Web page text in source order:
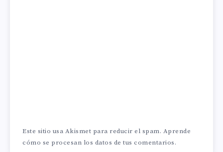
Este sitio usa Akismet para reducir el spam. Aprende
cómo se procesan los datos de tus comentarios.